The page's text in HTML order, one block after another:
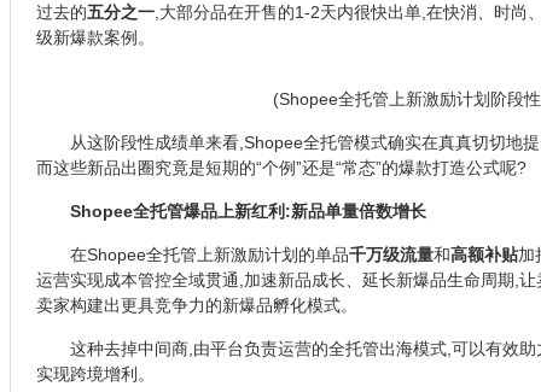
过去的五分之一,大部分品在开售的1-2天内很快出单,在快消、时尚
级新爆款案例。
(Shopee全托管上新激励计划阶段
从这阶段性成绩单来看,Shopee全托管模式确实在真真切切地
而这些新品出圈究竟是短期的“个例”还是“常态”的爆款打造公式呢?
Shopee全托管爆品上新红利:新品单量倍数增长
在Shopee全托管上新激励计划的单品千万级流量和高额补贴加
运营实现成本管控全域贯通,加速新品成长、延长新爆品生命周期,
卖家构建出更具竞争力的新爆品孵化模式。
这种去掉中间商,由平台负责运营的全托管出海模式,可以有效
实现跨境增利。